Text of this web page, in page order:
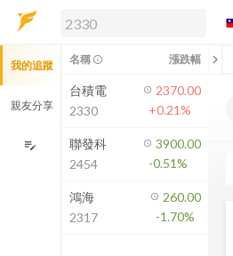
解鎖即時行情及進階功能
方案」，即可解鎖以下功能：
即時行情
即時市況與排行
成交金額熱力圖
前往方案訂閱
如何綁定合作券商
我的追蹤
親友分享
edit_note
名稱 info_outline 漲跌幅 chevron_left
台積電
2330
2370.00
+0.21%
聯發科
2454
3900.00
-0.51%
鴻海
2317
260.00
-1.70%